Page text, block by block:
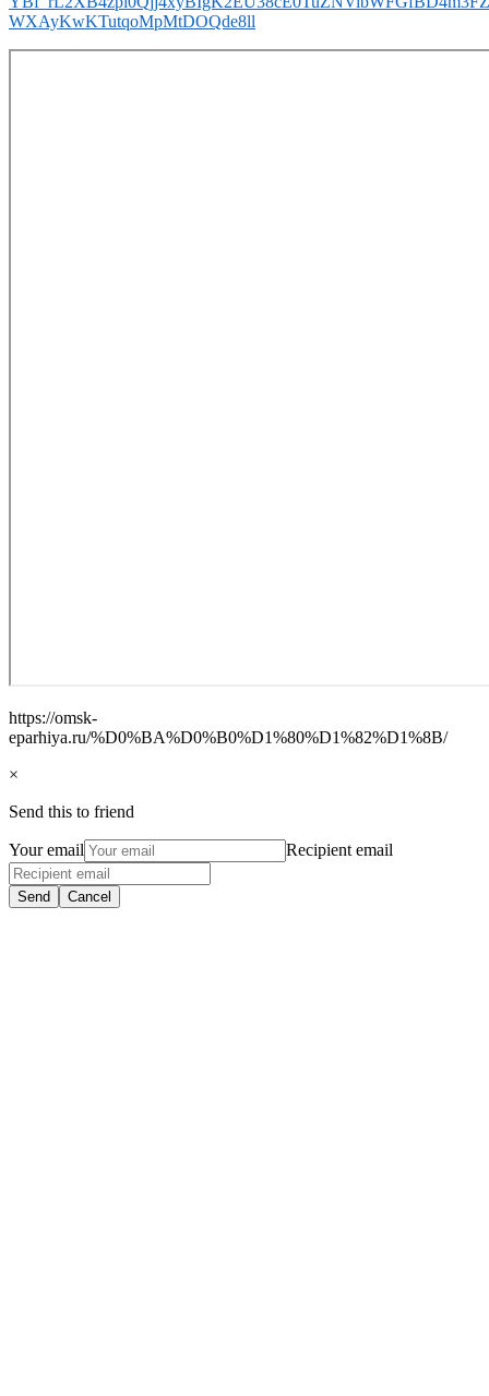
https://omsk-
eparhiya.ru/%D0%BA%D0%B0%D1%80%D1%82%D1%8B/
×
Send this to friend
Your email Recipient email
Send Cancel